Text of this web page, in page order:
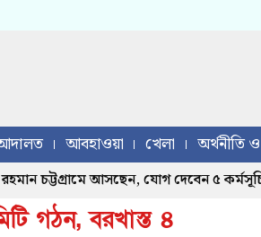
আবহাওয়া খেলা অর্থনীতি
আসছেন, যোগ দেবেন ৫ কর্মসূচিতে
গঠন, বরখাস্ত ৪